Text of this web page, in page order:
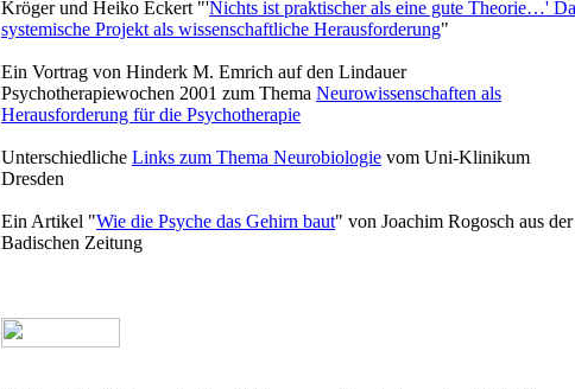
Kröger und Heiko Eckert "'Nichts ist praktischer als eine gute Theorie…'
systemische Projekt als wissenschaftliche Herausforderung"
Ein Vortrag von Hinderk M. Emrich auf den Lindauer
Psychotherapiewochen 2001 zum Thema Neurowissenschaften als
Herausforderung für die Psychotherapie
Unterschiedliche Links zum Thema Neurobiologie vom Uni-Klinikum
Dresden
Ein Artikel "Wie die Psyche das Gehirn baut" von Joachim Rogosch aus der
Badischen Zeitung